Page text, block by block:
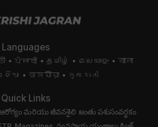
Languages
ਪੰਜਾਬੀ தமிழ் മലയാളം
বাংলা
অসমীয়া ગુજરાતી
Quick Links
మరియు జీవనశైలి జంతు పశుసంవర్ధకం